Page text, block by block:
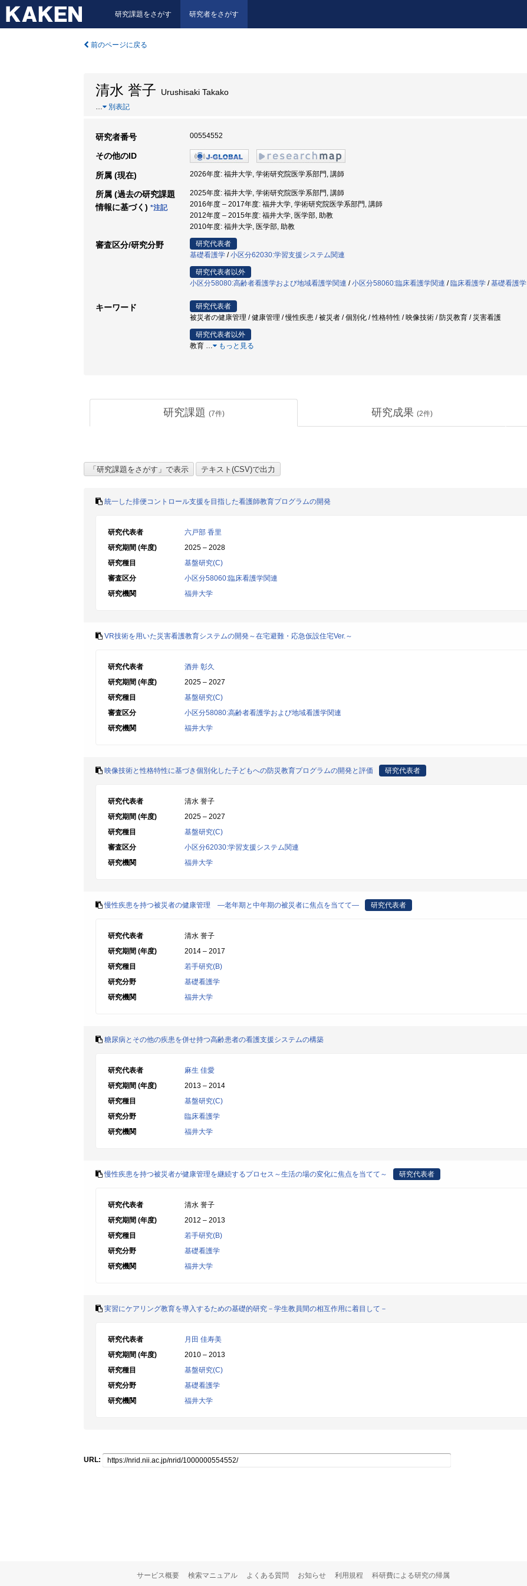
研究課題をさがす 研究者をさがす
前のページに戻る
清水 誉子 Urushisaki Takako
… 別表記
研究者番号 00554552
その他のID
所属 (現在) 2026年度: 福井大学, 学術研究院医学系部門, 講師
所属 (過去の研究課題
情報に基づく) *注記
2025年度: 福井大学, 学術研究院医学系部門, 講師
2016年度 – 2017年度: 福井大学, 学術研究院医学系部門, 講師
2012年度 – 2015年度: 福井大学, 医学部, 助教
2010年度: 福井大学, 医学部, 助教
審査区分/研究分野
研究代表者
基礎看護学 /小区分62030:学習支援システム関連
研究代表者以外
小区分58080:高齢者看護学および地域看護学関連 /小区分58060:臨床看護学関連 / 臨床看護学 /基礎看護学
キーワード
研究代表者
被災者の健康管理 / 健康管理 / 慢性疾患 / 被災者 / 個別化 / 性格特性 / 映像技術 / 防災教育 / 災害看護
研究代表者以外
教育 … もっと見る
研究課題 (7件) 研究成果 (2件)
統一した排便コントロール支援を目指した看護師教育プログラムの開発
研究代表者
六戸部 香里
研究期間 (年度)
2025 – 2028
研究種目
基盤研究(C)
審査区分
小区分58060:臨床看護学関連
研究機関
福井大学
VR技術を用いた災害看護教育システムの開発～在宅避難・応急仮設住宅Ver.～
研究代表者
酒井 彰久
研究期間 (年度)
2025 – 2027
研究種目
基盤研究(C)
審査区分
小区分58080:高齢者看護学および地域看護学関連
研究機関
福井大学
映像技術と性格特性に基づき個別化した子どもへの防災教育プログラムの開発と評価 研究代表者
研究代表者
清水 誉子
研究期間 (年度)
2025 – 2027
研究種目
基盤研究(C)
審査区分
小区分62030:学習支援システム関連
研究機関
福井大学
慢性疾患を持つ被災者の健康管理 ―老年期と中年期の被災者に焦点を当てて― 研究代表者
研究代表者
清水 誉子
研究期間 (年度)
2014 – 2017
研究種目
若手研究(B)
研究分野
基礎看護学
研究機関
福井大学
糖尿病とその他の疾患を併せ持つ高齢患者の看護支援システムの構築
研究代表者
麻生 佳愛
研究期間 (年度)
2013 – 2014
研究種目
基盤研究(C)
研究分野
臨床看護学
研究機関
福井大学
慢性疾患を持つ被災者が健康管理を継続するプロセス～生活の場の変化に焦点を当てて～ 研究代表者
研究代表者
清水 誉子
研究期間 (年度)
2012 – 2013
研究種目
若手研究(B)
研究分野
基礎看護学
研究機関
福井大学
実習にケアリング教育を導入するための基礎的研究－学生教員間の相互作用に着目して－
研究代表者
月田 佳寿美
研究期間 (年度)
2010 – 2013
研究種目
基盤研究(C)
研究分野
基礎看護学
研究機関
福井大学
URL:
サービス概要 検索マニュアル よくある質問 お知らせ 利用規程 科研費による研究の帰属